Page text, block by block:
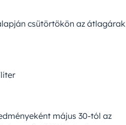
csütörtökön az átlagárak
május 30-tól az